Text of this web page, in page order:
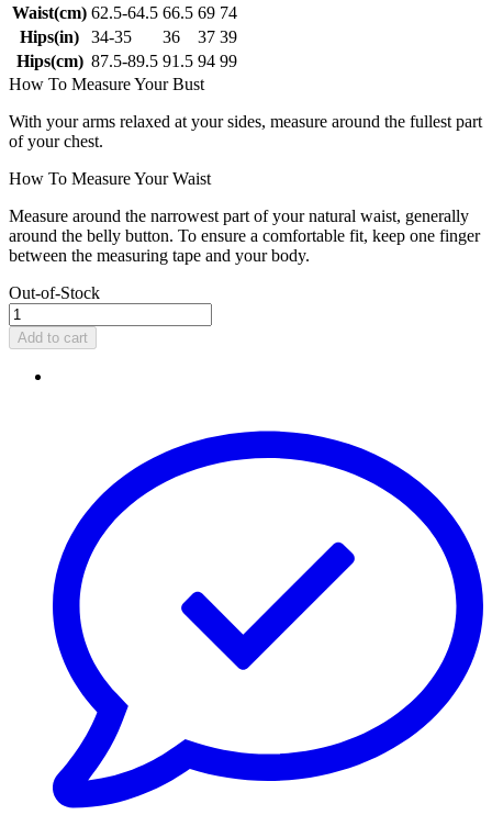
Waist(cm) 62.5-64.5 66.5 69 74
Hips(in)
34-35 36 37 39
Hips(cm) 87.5-89.5 91.5 94 99
How To Measure Your Bust
With your arms relaxed at your sides, measure around the fullest part
of your chest.
How To Measure Your Waist
Measure around the narrowest part of your natural waist, generally
around the belly button. To ensure a comfortable fit, keep one finger
between the measuring tape and your body.
Out-of-Stock
Add to cart